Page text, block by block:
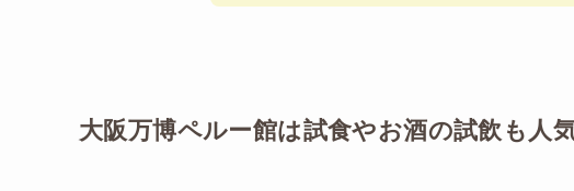
大阪万博ペルー館は試食やお酒の試飲も人気